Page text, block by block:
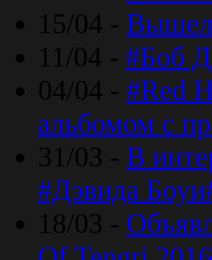
15/04 - Вышел
11/04 - #Боб
04/04 - #Red
альбомом с
31/03 - В
#Дэвида
18/03 -